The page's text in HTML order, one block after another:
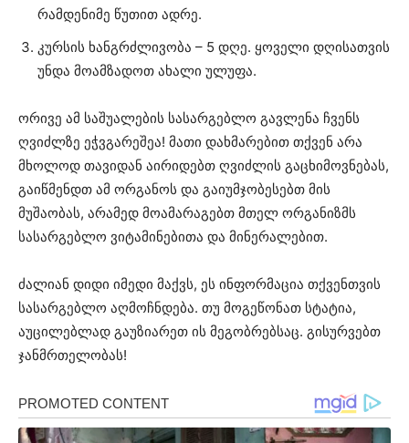
რამდენიმე წუთით ადრე.
კურსის ხანგრძლივობა – 5 დღე. ყოველი დღისათვის
უნდა მოამზადოთ ახალი ულუფა.
ორივე ამ საშუალების სასარგებლო გავლენა ჩვენს
ღვიძლზე ეჭვგარეშეა! მათი დახმარებით თქვენ არა
მხოლოდ თავიდან აირიდებთ ღვიძლის გაცხიმოვნებას,
გაიწმენდთ ამ ორგანოს და გაიუმჯობესებთ მის
მუშაობას, არამედ მოამარაგებთ მთელ ორგანიზმს
სასარგებლო ვიტამინებითა და მინერალებით.
ძალიან დიდი იმედი მაქვს, ეს ინფორმაცია თქვენთვის
სასარგებლო აღმოჩნდება. თუ მოგეწონათ სტატია,
აუცილებლად გაუზიარეთ ის მეგობრებსაც. გისურვებთ
ჯანმრთელობას!